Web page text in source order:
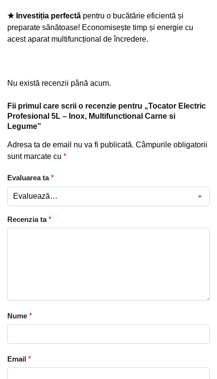
★ Investiția perfectă pentru o bucătărie eficientă și
preparate sănătoase! Economisește timp și energie cu
acest aparat multifuncțional de încredere.
Nu există recenzii până acum.
Fii primul care scrii o recenzie pentru „Tocator Electric
Profesional 5L – Inox, Multifunctional Carne si
Legume”
Adresa ta de email nu va fi publicată. Câmpurile obligatorii
sunt marcate cu *
Evaluarea ta*
Recenzia ta*
Nume *
Email *